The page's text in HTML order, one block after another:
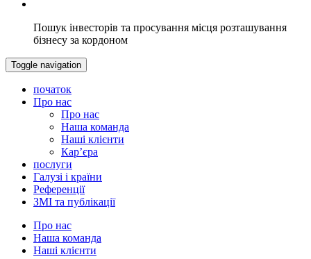
Пошук інвесторів та просування місця розташування
бізнесу за кордоном
Toggle navigation
початок
Про нас
Про нас
Наша команда
Наші клієнти
Кар’єра
послуги
Галузі і країни
Референції
ЗМІ та публікації
Про нас
Наша команда
Наші клієнти